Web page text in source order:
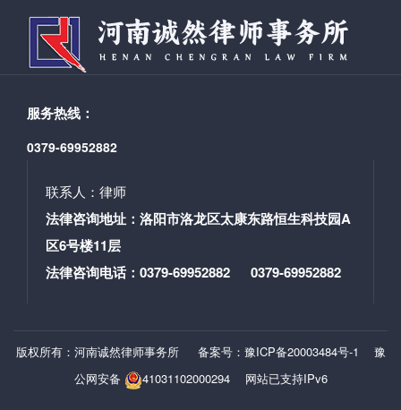
年2月被洛阳市司法局评为“2016年度优秀律师”；
2015年12月被河南省律师协会评为“河南省优秀律
师”； 2011年11月被河南省司法厅、河南省信访局评
三学社省委、九三学社洛阳市委评为“社会服务先进个
人”和“社务工作工作先进个人”，被洛龙区政协评为“洛龙
辩护，非诉业务，担任企事业单位的常年法律顾问
等。 联系电话：15716666198
服务热线：
0379-69952882
联系人：律师
法律咨询地址：洛阳市洛龙区太康东路恒生科技园A
区6号楼11层
法律咨询电话：0379-69952882 0379-69952882
版权所有：河南诚然律师事务所 备案号：豫ICP备20003484号-1
豫
公网安备
41031102000294网站已支持IPv6